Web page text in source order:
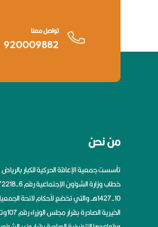
تواصل معنا
920009882
من نحن
تأسست جمعية الإعاقة الحركية للكبار
10-1427هــ والتي تخضع لأحكام لائحة